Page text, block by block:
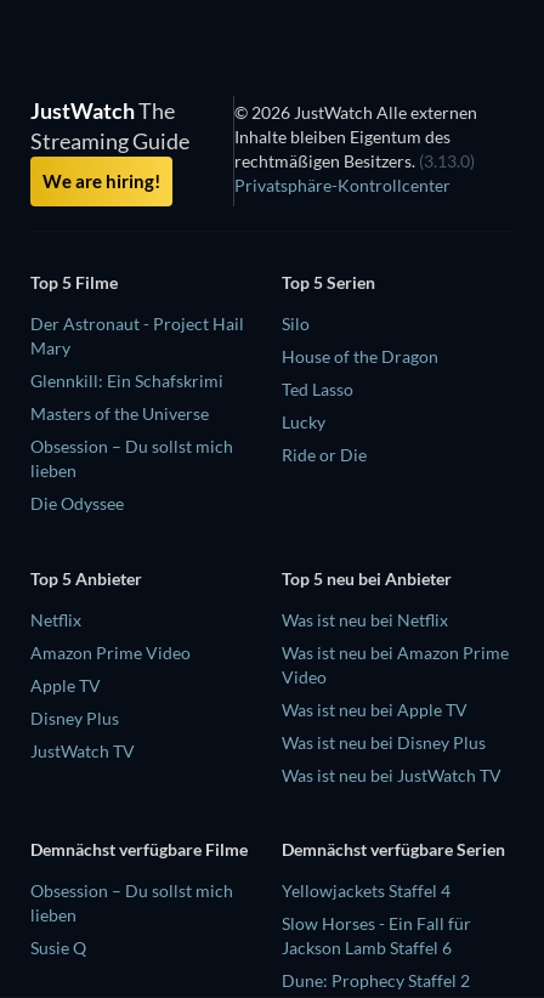
JustWatchThe
Streaming Guide
We are hiring!
© 2026 JustWatch Alle externen
Inhalte bleiben Eigentum des
rechtmäßigen Besitzers. (3.13.0)
Privatsphäre-Kontrollcenter
Top 5 Filme
Der Astronaut - Project Hail
Mary
Glennkill: Ein Schafskrimi
Masters of the Universe
Obsession – Du sollst mich
lieben
Die Odyssee
Top 5 Serien
Silo
House of the Dragon
Ted Lasso
Lucky
Ride or Die
Top 5 Anbieter
Netflix
Amazon Prime Video
Apple TV
Disney Plus
JustWatch TV
Top 5 neu bei Anbieter
Was ist neu bei Netflix
Was ist neu bei Amazon Prime
Video
Was ist neu bei Apple TV
Was ist neu bei Disney Plus
Was ist neu bei JustWatch TV
Demnächst verfügbare Filme
Obsession – Du sollst mich
lieben
Susie Q
Demnächst verfügbare Serien
Yellowjackets Staffel 4
Slow Horses - Ein Fall für
Jackson Lamb Staffel 6
Dune: Prophecy Staffel 2